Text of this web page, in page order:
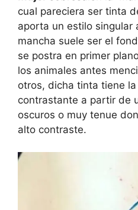
cual pareciera ser tinta
aporta un estilo singular
mancha suele ser el
se postra en primer
los animales antes
otros, dicha tinta tiene
contrastante a partir de
oscuros o muy tenue
alto contraste.